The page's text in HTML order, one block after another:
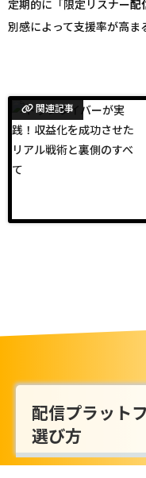
定期的に「限定リスナー配
別感によって支援率が高ま
関連記事
配信プラット
選び方